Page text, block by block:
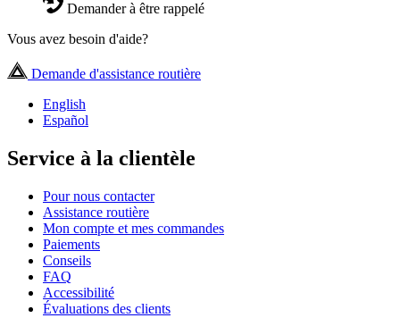
Demander à être rappelé
Vous avez besoin d'aide?
Demande d'assistance routière
English
Español
Service à la clientèle
Pour nous contacter
Assistance routière
Mon compte et mes commandes
Paiements
Conseils
FAQ
Accessibilité
Évaluations des clients